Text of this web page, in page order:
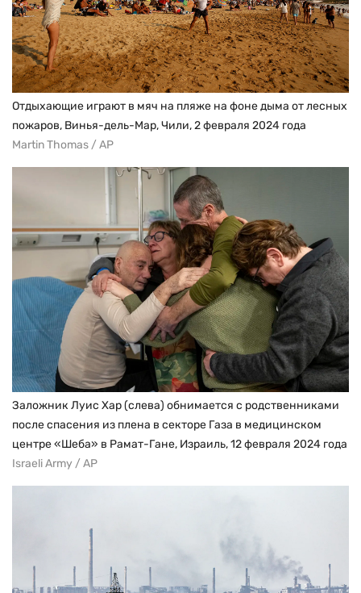
Отдыхающие играют в мяч на пляже на фоне дыма от лесных
пожаров, Винья-дель-Мар, Чили, 2 февраля 2024 года
Martin Thomas / AP
Заложник Луис Хар (слева) обнимается с родственниками
после спасения из плена в секторе Газа в медицинском
центре «Шеба» в Рамат-Гане, Израиль, 12 февраля 2024 года
Israeli Army / AP